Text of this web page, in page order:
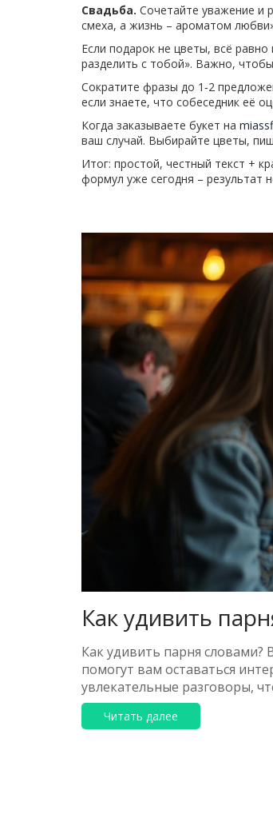
Свадьба. Сочетайте уважение и
смеха, а жизнь – ароматом
Если подарок не цветы, всё
разделить с тобой». Важно,
Сократите фразы до 1‑2
если знаете, что собеседник её
Когда заказываете букет на
ваш случай. Выбирайте цветы,
Итог: простой, честный текст +
формул уже сегодня – результат
Как удивить
Как удивить парня
помогут вам оставаться
увлекательные разговоры,
Читать далее